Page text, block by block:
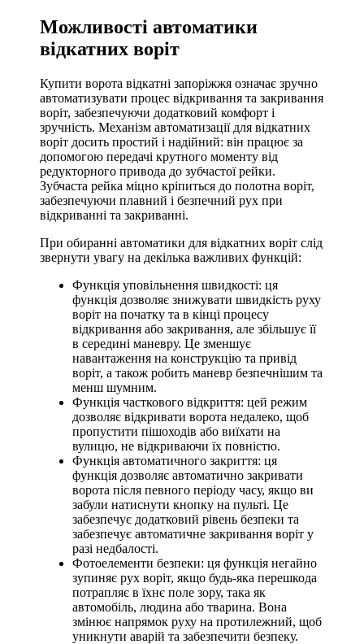
Можливості автоматики
відкатних воріт
Купити ворота відкатні запоріжжя означає зручно
автоматизувати процес відкривання та закривання
воріт, забезпечуючи додатковий комфорт і
зручність. Механізм автоматизації для відкатних
воріт досить простий і надійний: він працює за
допомогою передачі крутного моменту від
редукторного привода до зубчастої рейки.
Зубчаста рейка міцно кріпиться до полотна воріт,
забезпечуючи плавний і безпечний рух при
відкриванні та закриванні.
При обиранні автоматики для відкатних воріт слід
звернути увагу на декілька важливих функцій:
Функція уповільнення швидкості: ця
функція дозволяє знижувати швидкість руху
воріт на початку та в кінці процесу
відкривання або закривання, але збільшує її
в середині маневру. Це зменшує
навантаження на конструкцію та привід
воріт, а також робить маневр безпечнішим та
менш шумним.
Функція часткового відкриття: цей режим
дозволяє відкривати ворота недалеко, щоб
пропустити пішоходів або виїхати на
вулицю, не відкриваючи їх повністю.
Функція автоматичного закриття: ця
функція дозволяє автоматично закривати
ворота після певного періоду часу, якщо ви
забули натиснути кнопку на пульті. Це
забезпечує додатковий рівень безпеки та
забезпечує автоматичне закривання воріт у
разі недбалості.
Фотоелементи безпеки: ця функція негайно
зупиняє рух воріт, якщо будь-яка перешкода
потрапляє в їхнє поле зору, така як
автомобіль, людина або тварина. Вона
змінює напрямок руху на протилежний, щоб
уникнути аварій та забезпечити безпеку.